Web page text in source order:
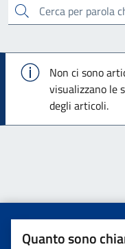
cerca
Info
Non ci sono
visualizzano le
degli articoli.
Quanto sono